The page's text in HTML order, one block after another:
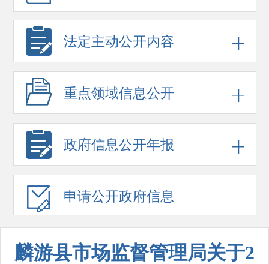
法定主动公开内容
重点领域信息公开
政府信息公开年报
申请公开政府信息
麟游县市场监督管理局关于2